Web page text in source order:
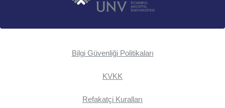
Bilgi Güvenliği Politikaları
KVKK
Refakatçi Kuralları